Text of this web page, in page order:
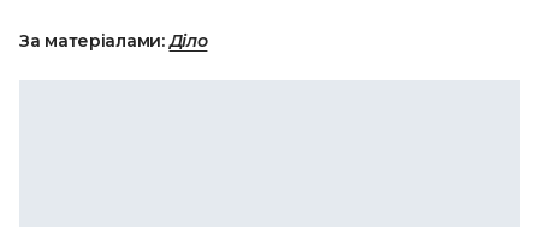
За матеріалами:Діло